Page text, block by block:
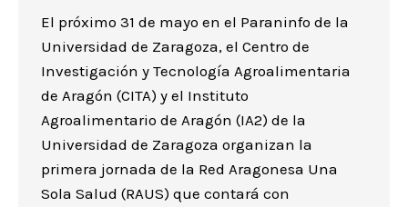
El próximo 31 de mayo en el Paraninfo de la
Universidad de Zaragoza, el Centro de
Investigación y Tecnología Agroalimentaria
de Aragón (CITA) y el Instituto
Agroalimentario de Aragón (IA2) de la
Universidad de Zaragoza organizan la
primera jornada de la Red Aragonesa Una
Sola Salud (RAUS) que contará con